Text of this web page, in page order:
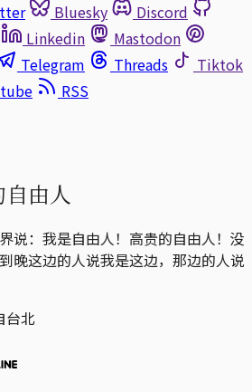
Bluesky
Discord
Linkedin
Mastodon
Telegram Threads
Tiktok
RSS
由人
说：我是自由人！高贵的自由人！没
晚这边的人说我是这边，那边的人说
台北